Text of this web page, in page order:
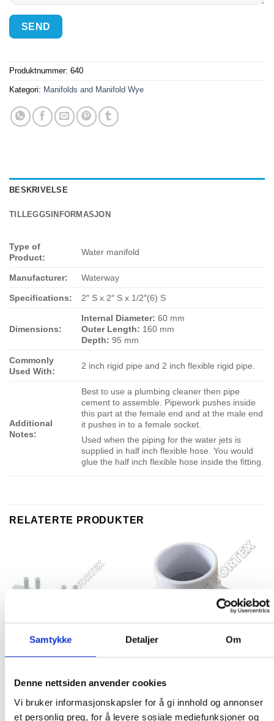
Samtykke Detaljer Om
Denne nettsiden anvender cookies
Vi bruker informasjonskapsler for å gi innhold og annonser
et personlig preg, for å levere sosiale mediefunksjoner og
Produktnummer: 640
Kategori: Manifolds and Manifold Wye
BESKRIVELSE
TILLEGGSINFORMASJON
Type of
Product:
Water manifold
Manufacturer: Waterway
Specifications: 2″ S x 2″ S x 1/2″(6) S
Dimensions:
Internal Diameter: 60 mm
Outer Length: 160 mm
Depth: 95 mm
Commonly
Used With:
2 inch rigid pipe and 2 inch flexible rigid pipe.
Additional
Notes:
Best to use a plumbing cleaner then pipe
cement to assemble. Pipework pushes inside
this part at the female end and at the male end
it pushes in to a female socket.
Used when the piping for the water jets is
supplied in half inch flexible hose. You would
glue the half inch flexible hose inside the fitting.
RELATERTE PRODUKTER
Air Manifold 3/4″RB x
Water Manifold spigot 2″ x